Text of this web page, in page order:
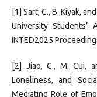
[1] Sart, G., B. Kiyak,
University Students’
INTED2025
[2] Jiao, C., M. Cui,
Loneliness, and
Mediating Role of